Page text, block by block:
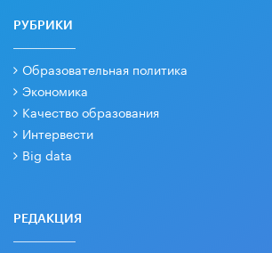
РУБРИКИ
Образовательная политика
Экономика
Качество образования
Интервести
Big data
РЕДАКЦИЯ